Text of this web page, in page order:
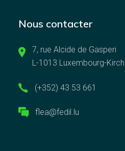
Nous contacter
7, rue Alcide de Gasperi
L-1013 Luxembourg-
(+352) 43 53 661
flea@fedil.lu